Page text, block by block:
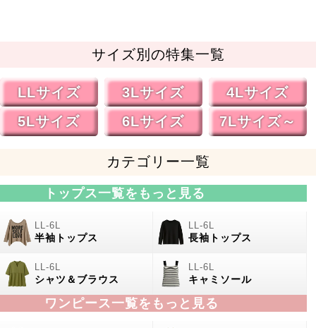
サイズ別の特集一覧
LLサイズ 3Lサイズ
4Lサイズ
5Lサイズ
6Lサイズ 7Lサイズ～
カテゴリー一覧
トップス一覧をもっと見る
半袖トップス 長袖トップス
シャツ＆ブラウス キャミソール
ワンピース一覧をもっと見る